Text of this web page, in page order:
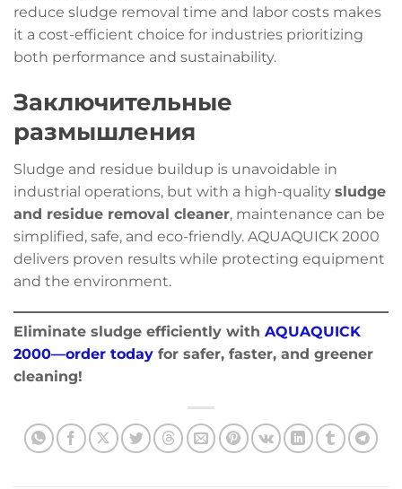
reduce sludge removal time and labor costs makes
it a cost-efficient choice for industries prioritizing
both performance and sustainability.
Заключительные
размышления
Sludge and residue buildup is unavoidable in
industrial operations, but with a high-quality sludge
and residue removal cleaner, maintenance can be
simplified, safe, and eco-friendly. AQUAQUICK 2000
delivers proven results while protecting equipment
and the environment.
Eliminate sludge efficiently with AQUAQUICK
2000—order today for safer, faster, and greener
cleaning!